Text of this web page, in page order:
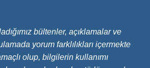
bültenler, açıklamalar ve
yorum farklılıkları içermekte
olup, bilgilerin kullanımı